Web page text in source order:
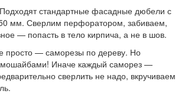
стандартные фасадные дюбели с
мм. Сверлим перфоратором, забиваем,
— попасть в тело кирпича, а не в шов.
просто — саморезы по дереву. Но
Иначе каждый саморез —
сверлить не надо, вкручиваем